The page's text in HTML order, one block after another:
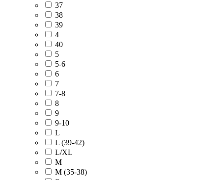
37
38
39
4
40
5
5-6
6
7
7-8
8
9
9-10
L
L (39-42)
L/XL
M
M (35-38)